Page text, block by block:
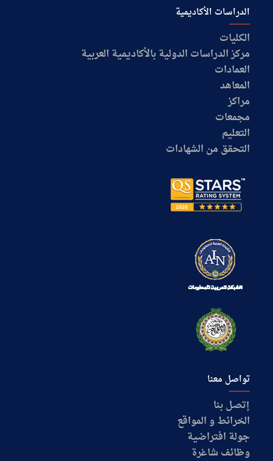
الدراسات الأكاديمية
الكليات
مركز الدراسات الدولية بالأكاديمية العربية
العمادات
المعاهد
مراكز
مجمعات
التعليم
التحقق من الشهادات
تواصل معنا
إتصل بنا
الخرائط و المواقع
جولة افتراضية
وظائف شاغرة